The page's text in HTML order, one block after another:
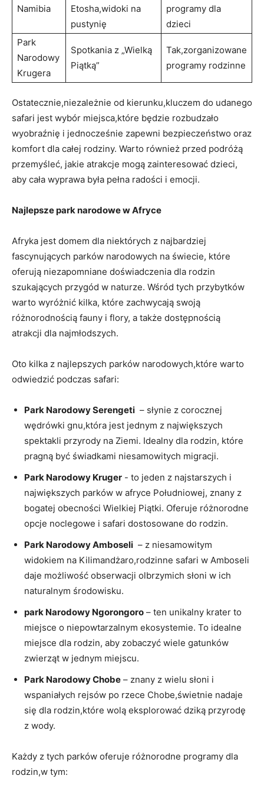
Namibia
Etosha,widoki na⁣
pustynię
programy dla
dzieci
Park
Narodowy
Krugera
Spotkania‍ z „Wielką
Piątką”
Tak,zorganizowane
programy rodzinne
Ostatecznie,niezależnie od kierunku,kluczem‌ do udanego
safari jest wybór miejsca,które będzie​ rozbudzało
wyobraźnię i jednocześnie ‍zapewni bezpieczeństwo oraz
komfort dla całej rodziny.‌ Warto również przed⁣ podróżą
przemyśleć, jakie atrakcje mogą zainteresować ⁤dzieci,
aby ⁢cała wyprawa była ⁤pełna radości i emocji.
Najlepsze park narodowe w Afryce
Afryka jest domem⁣ dla niektórych​ z najbardziej
fascynujących parków narodowych na świecie, które
⁣oferują niezapomniane doświadczenia dla rodzin
szukających‌ przygód ⁣w‌ naturze. Wśród tych przybytków
‌warto wyróżnić kilka, które zachwycają swoją
różnorodnością fauny i ‍flory, a także dostępnością
atrakcji dla najmłodszych.
Oto⁣ kilka ‍z ⁣najlepszych parków narodowych,które warto
⁤odwiedzić podczas safari:
Park Narodowy Serengeti ⁤ – słynie z corocznej
wędrówki gnu,która jest jednym z największych
spektakli przyrody na Ziemi. Idealny dla rodzin,⁣ które
pragną być świadkami niesamowitych migracji.
Park Narodowy Kruger -⁤ to jeden z najstarszych i
‍największych⁢ parków w afryce Południowej,‌ znany z
bogatej ​obecności Wielkiej Piątki. ‍Oferuje różnorodne
opcje noclegowe i‍ safari dostosowane do rodzin.
Park Narodowy Amboseli ⁢ – z niesamowitym
widokiem na Kilimandżaro,rodzinne safari w⁢ Amboseli
daje możliwość ​obserwacji olbrzymich słoni w ich
naturalnym ​środowisku.
park Narodowy Ngorongoro – ‍ten unikalny krater to
miejsce o niepowtarzalnym ekosystemie.‌ To idealne⁣
miejsce dla rodzin, aby zobaczyć wiele ‌gatunków
zwierząt w jednym miejscu.
Park Narodowy Chobe – znany z wielu słoni i
wspaniałych rejsów po rzece Chobe,świetnie nadaje⁣
się dla rodzin,które wolą ‍eksplorować ​dziką⁤ przyrodę
z wody.
Każdy ⁢z tych parków oferuje różnorodne programy dla
rodzin,w tym: